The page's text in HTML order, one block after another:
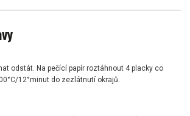
odstát. Na pečící papír roztáhnout 4 placky co
12°minut do zezlátnutí okrajů.